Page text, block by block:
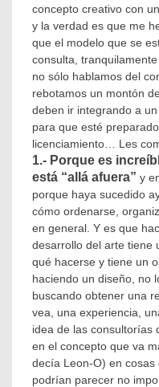
concepto creativo con
y la verdad es que me
que el modelo que se
consulta,
no sólo hablamos del
rebotamos un montón
deben ir integrando a
para que esté
licenciamiento… Les
1.- Porque es
está “allá afuera” y
porque haya sucedido
cómo ordenarse,
en general. Y es que
desarrollo del arte tiene
qué hacerse y tiene un
haciendo un diseño, no
buscando obtener una
vea, una experiencia,
idea de las consultorías
en el concepto que va
decía Leon-O) en
podrían parecer no